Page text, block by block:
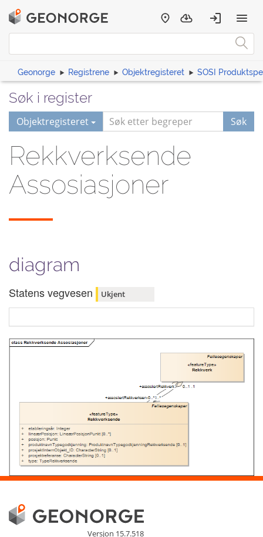
Geonorge Registrene Objektregisteret SOSI
Søk i register
Objektregisteret Søk
Rekkverksende
Assosiasjoner
diagram
Statens vegvesen Ukjent